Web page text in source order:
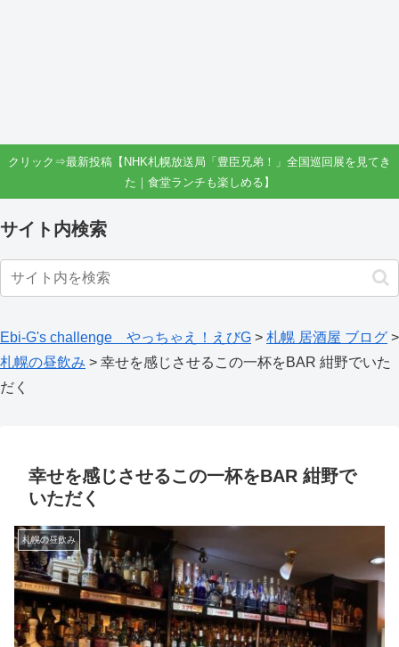
クリック⇒最新投稿【NHK札幌放送局「豊臣兄弟！」全国巡回展を見てき
た｜食堂ランチも楽しめる】
サイト内検索
Ebi-G's challenge やっちゃえ！えびG > 札幌 居酒屋 ブログ >
札幌の昼飲み > 幸せを感じさせるこの一杯をBAR 紺野でいた
だく
幸せを感じさせるこの一杯をBAR 紺野で
いただく
札幌の昼飲み